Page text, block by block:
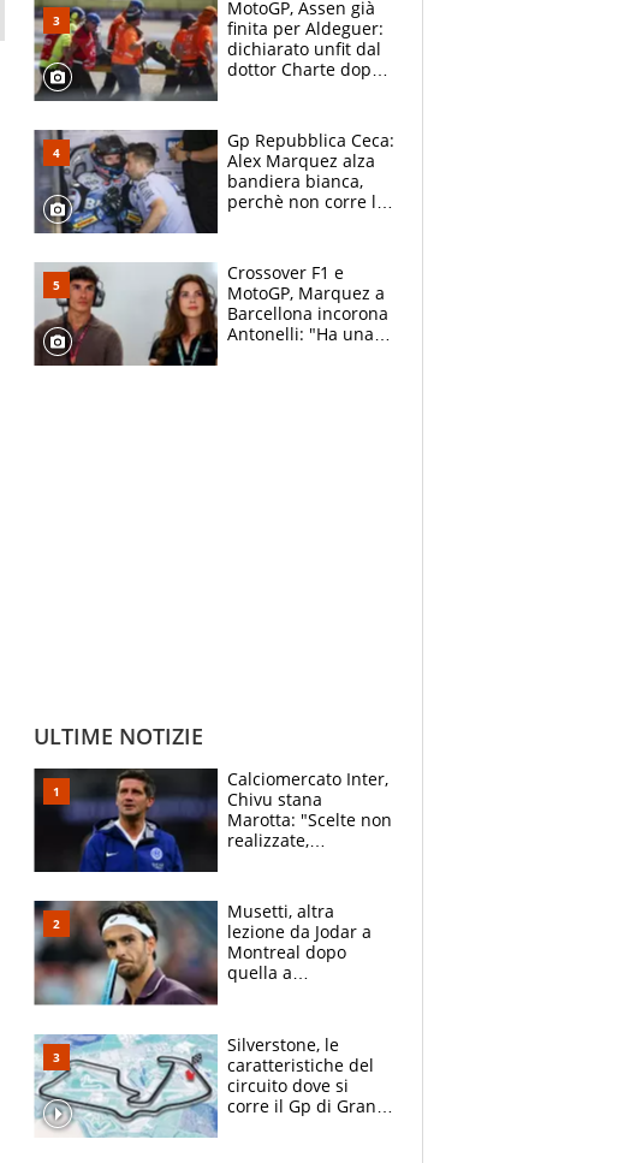
MotoGP, Assen già
finita per Aldeguer:
dichiarato unfit dal
dottor Charte dopo
Gp Repubblica Ceca:
Alex Marquez alza
bandiera bianca,
perchè non corre la
Crossover F1 e
MotoGP, Marquez a
Barcellona incorona
Antonelli: "Ha una
ULTIME NOTIZIE
Calciomercato Inter,
Chivu stana
Marotta: "Scelte non
realizzate,
squadra"
Musetti, altra
lezione da Jodar a
Montreal dopo
quella a
tutto"
Silverstone, le
caratteristiche del
circuito dove si
corre il Gp di Gran